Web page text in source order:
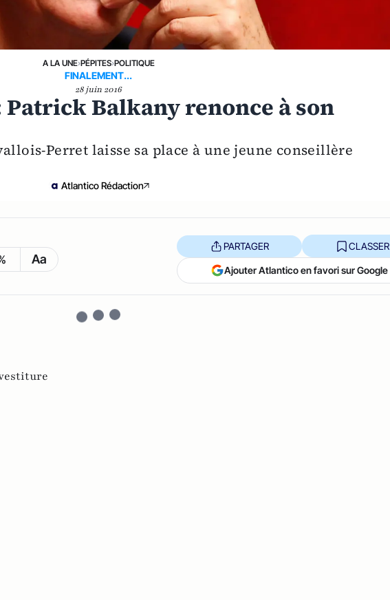
A LA UNE›PÉPITES›POLITIQUE
FINALEMENT...
28 juin 2016
Patrick Balkany renonce à son
Perret laisse sa place à une jeune conseillère
Atlantico Rédaction
Aa
PARTAGER CLASSER
Ajouter Atlantico en favori sur Google